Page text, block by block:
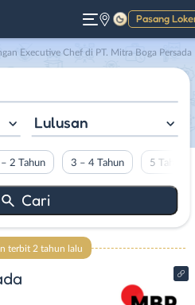
Pasang
Gelap
Executive Chef di PT. Mitra Boga Persada
Lulusan
2 Tahun 3 – 4 Tahun 5 Tahun
terbit 2 tahun lalu